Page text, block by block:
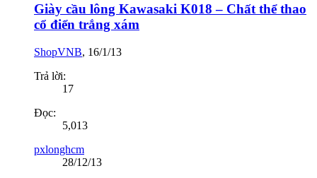
Giày cầu lông Kawasaki K018 – Chất thể thao
cổ điển trắng xám
ShopVNB, 16/1/13
Trả lời:
17
Đọc:
5,013
pxlonghcm
28/12/13